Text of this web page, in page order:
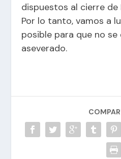
dispuestos al cierre de
Por lo tanto, vamos a
posible para que no se
aseverado.